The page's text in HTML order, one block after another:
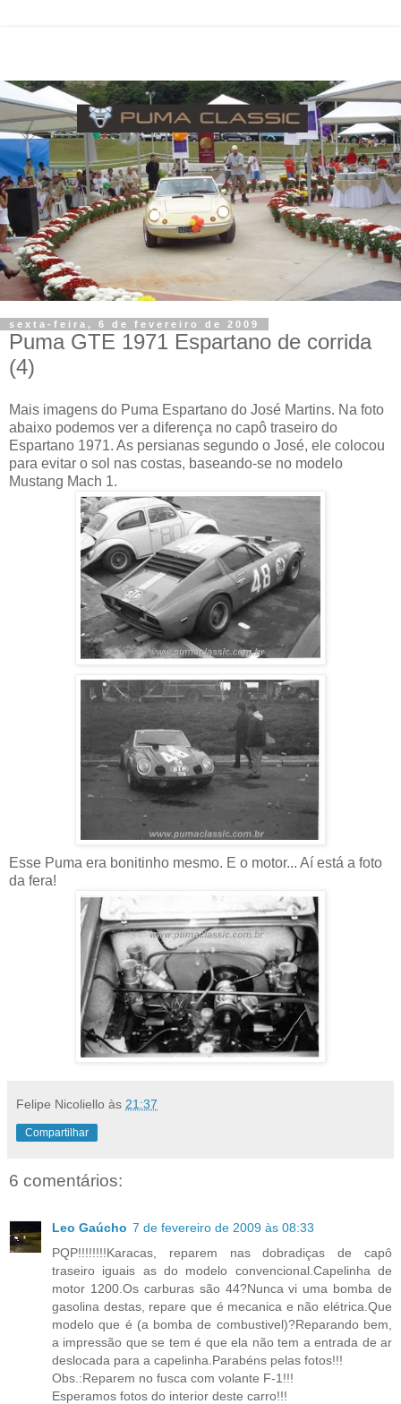
sexta-feira, 6 de fevereiro de 2009
Puma GTE 1971 Espartano de corrida
(4)
Mais imagens do Puma Espartano do José Martins. Na foto
abaixo podemos ver a diferença no capô traseiro do
Espartano 1971. As persianas segundo o José, ele colocou
para evitar o sol nas costas, baseando-se no modelo
Mustang Mach 1.
Esse Puma era bonitinho mesmo. E o motor... Aí está a foto
da fera!
Felipe Nicoliello às 21:37
Compartilhar
6 comentários:
Leo Gaúcho 7 de fevereiro de 2009 às 08:33
PQP!!!!!!!!Karacas, reparem nas dobradiças de capô
traseiro iguais as do modelo convencional.Capelinha de
motor 1200.Os carburas são 44?Nunca vi uma bomba de
gasolina destas, repare que é mecanica e não elétrica.Que
modelo que é (a bomba de combustivel)?Reparando bem,
a impressão que se tem é que ela não tem a entrada de ar
deslocada para a capelinha.Parabéns pelas fotos!!!
Obs.:Reparem no fusca com volante F-1!!!
Esperamos fotos do interior deste carro!!!